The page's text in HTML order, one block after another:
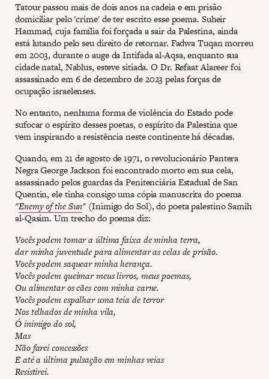
Tatour passou mais de dois anos na cadeia e em prisão
domiciliar pelo 'crime' de ter escrito esse poema. Suheir
Hammad, cuja família foi forçada a sair da Palestina, ainda
está lutando pelo seu direito de retornar. Fadwa Tuqan morreu
em 2003, durante o auge da Intifada al-Aqsa, enquanto sua
cidade natal, Nablus, esteve sitiada. O Dr. Refaat Alareer foi
assassinado em 6 de dezembro de 2023 pelas forças de
ocupação israelenses.
No entanto, nenhuma forma de violência do Estado pode
sufocar o espírito desses poetas, o espírito da Palestina que
vem inspirando a resistência neste continente há décadas.
Quando, em 21 de agosto de 1971, o revolucionário Pantera
Negra George Jackson foi encontrado morto em sua cela,
assassinado pelos guardas da Penitenciária Estadual de San
Quentin, ele tinha consigo uma cópia manuscrita do poema
"Enemy of the Sun" (Inimigo do Sol), do poeta palestino Samih
al-Qasim. Um trecho do poema diz:
Vocês podem tomar a última faixa de minha terra,
dar minha juventude para alimentar as celas de prisão.
Vocês podem saquear minha herança.
Vocês podem queimar meus livros, meus poemas,
Ou alimentar os cães com minha carne.
Vocês podem espalhar uma teia de terror
Nos telhados de minha vila,
Ó inimigo do sol,
Mas
Não farei concessões
E até a última pulsação em minhas veias
Resistirei.